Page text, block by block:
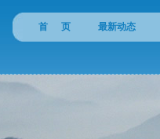
首 页 最新动态